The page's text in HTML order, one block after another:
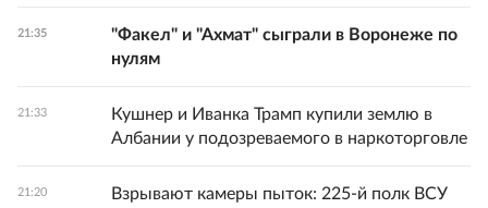
21:35
"Факел" и "Ахмат" сыграли в Воронеже по
нулям
21:33
Кушнер и Иванка Трамп купили землю в
Албании у подозреваемого в наркоторговле
21:20
Взрывают камеры пыток: 225-й полк ВСУ